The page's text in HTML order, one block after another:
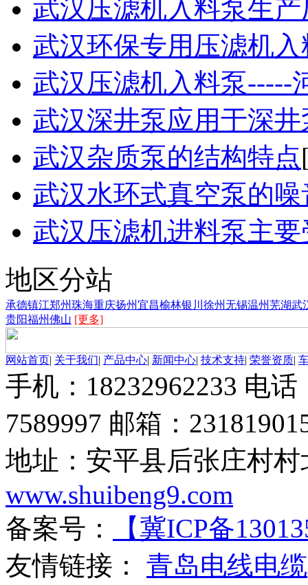
武汉压滤机入料泵生产
武汉环保专用压滤机入
武汉压滤机入料泵-----
武汉深井泵应用于深井
武汉杂质泵的结构特点
武汉水环式真空泵的噪
武汉压滤机进料泵主要
地区分站
承德镇江郑州珠海重庆扬州宜昌榆林银川 徐州无锡温州芜湖武
贵阳福州佛山 [更多]
网站首页| 关于我们| 产品中心| 新闻中心| 技术支持| 荣誉资质|
手机：18232962233 电
7589997 邮箱：
地址：安平县后张庄村
www.shuibeng9.com
备案号：
【冀ICP备
友情链接： 青岛电线电缆